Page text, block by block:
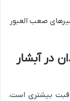
صعب العبور
در آبشار
بیشتری است.